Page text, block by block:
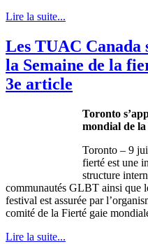
Lire la suite...
Les TUAC Canada
la Semaine de la
3e article
Toronto
mondial de
Toronto – 9
fierté est une
structure
communautés GLBT ainsi que
festival est assurée par
comité de la Fierté gaie
Lire la suite...